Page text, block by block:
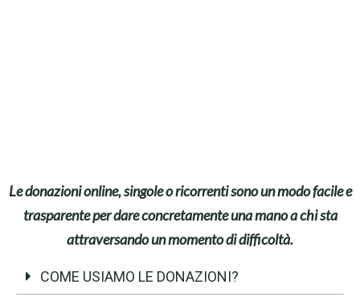
Le donazioni online, singole o ricorrenti sono un modo facile e
trasparente per dare concretamente una mano a chi sta
attraversando un momento di difficoltà.
COME USIAMO LE DONAZIONI?